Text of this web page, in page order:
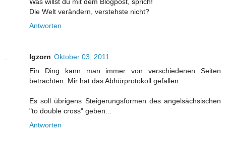
Die Welt verändern, verstehste nicht?
Antworten
Igzorn Oktober 03, 2011
Ein Ding kann man immer von verschiedenen Seiten
betrachten. Mir hat das Abhörprotokoll gefallen.
Es soll übrigens Steigerungsformen des angelsächsischen
"to double cross" geben...
Antworten